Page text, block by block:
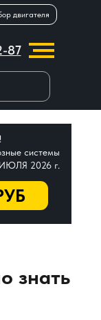
двигателя
87
системы
2026 г.
знать